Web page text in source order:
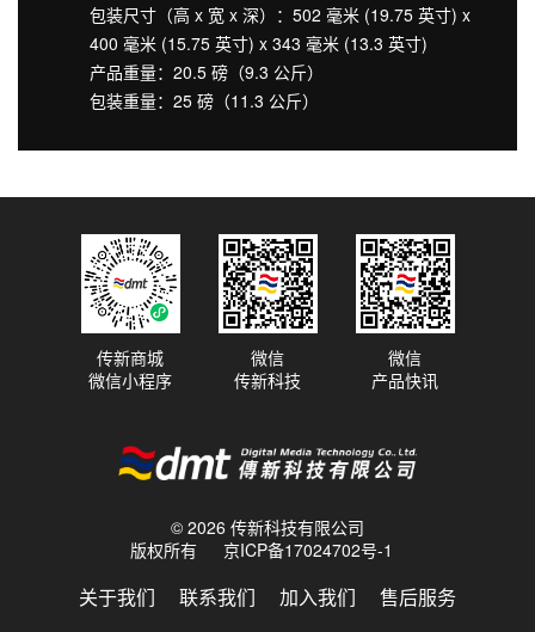
包装尺寸（高 x 宽 x 深）：502 毫米 (19.75 英寸) x
400 毫米 (15.75 英寸) x 343 毫米 (13.3 英寸)
产品重量：20.5 磅（9.3 公斤）
包装重量：25 磅（11.3 公斤）
© 2026 传新科技有限公司
版权所有
京ICP备17024702号-1
关于我们 联系我们 加入我们 售后服务
传新商城
微信小程序
微信
传新科技
微信
产品快讯